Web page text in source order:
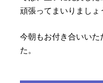
頑張ってまいりましょ
今朝もお付き合いいた
た。